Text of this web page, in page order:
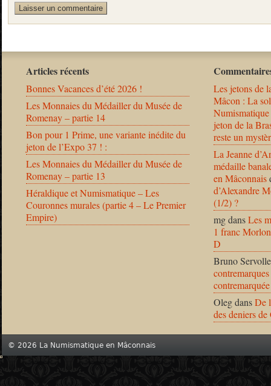
Articles récents
Bonnes Vacances d’été 2026 !
Les Monnaies du Médailler du Musée de
Romenay – partie 14
Bon pour 1 Prime, une variante inédite du
jeton de l’Expo 37 ! :
Les Monnaies du Médailler du Musée de
Romenay – partie 13
Héraldique et Numismatique – Les
Couronnes murales (partie 4 – Le Premier
Empire)
Les jetons de
Mâcon : La
jeton de la
reste un
La Jeanne
médaille
en Mâconnais
d’Alexandre
(1/2) ?
mgdansLes
1 franc
D
Bruno Servolle
OlegdansDe
des deniers
© 2026 La Numismatique en Mâconnais